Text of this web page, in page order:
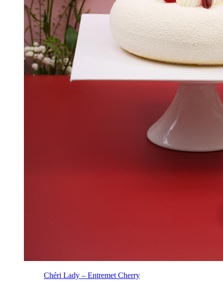
Chéri Lady – Entremet Cherry